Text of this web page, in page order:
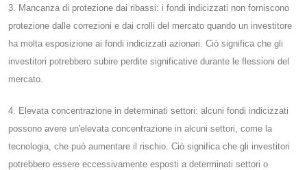
3. Mancanza di protezione dai ribassi: i fondi indicizzati non forniscono
protezione dalle correzioni e dai crolli del mercato quando un investitore
ha molta esposizione ai fondi indicizzati azionari. Ciò significa che gli
investitori potrebbero subire perdite significative durante le flessioni del
mercato.
4. Elevata concentrazione in determinati settori: alcuni fondi indicizzati
possono avere un'elevata concentrazione in alcuni settori, come la
tecnologia, che può aumentare il rischio. Ciò significa che gli investitori
potrebbero essere eccessivamente esposti a determinati settori o